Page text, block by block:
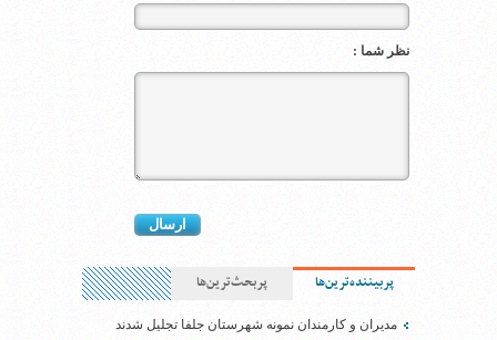
نظر شما :
پربیننده‌ترین‌ها پربحث‌ترین‌ها
مدیران و کارمندان نمونه شهرستان جلفا تجلیل شدند